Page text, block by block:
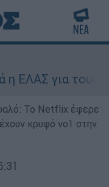
για τους 8
Το Netflix έφερε
κρυφό νο1 στην